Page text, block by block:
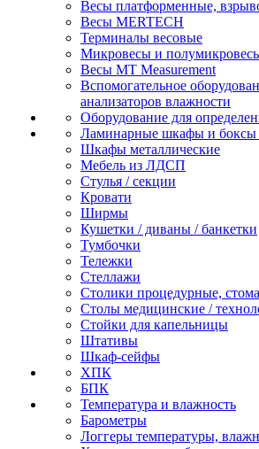
Весы платформенные,
Весы MERTECH
Терминалы весовые
Микровесы и
Весы MT Measurement
Вспомогательное
анализаторов влажности
Оборудование для
Ламинарные шкафы и
Шкафы металлические
Мебель из ЛДСП
Стулья / секции
Кровати
Ширмы
Кушетки / диваны / банкетки
Тумбочки
Тележки
Стеллажи
Столики процедурные,
Столы медицинские /
Стойки для капельницы
Штативы
Шкаф-сейфы
ХПК
БПК
Температура и влажность
Барометры
Логгеры температуры,